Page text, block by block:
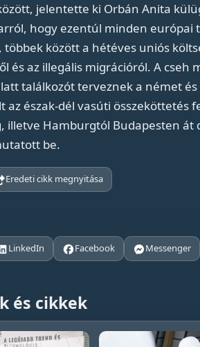
jelentette ki Orbán Anita
hogy ezentúl minden európai
többek között a hétéves uniós
és az illegális migrációról. A cseh
találkozót terveznek a német
az észak-dél vasúti összeköttetés
illetve Hamburgtól Budapesten
be.
Eredeti cikk megnyitása
LinkedIn Facebook Messenger
és cikkek